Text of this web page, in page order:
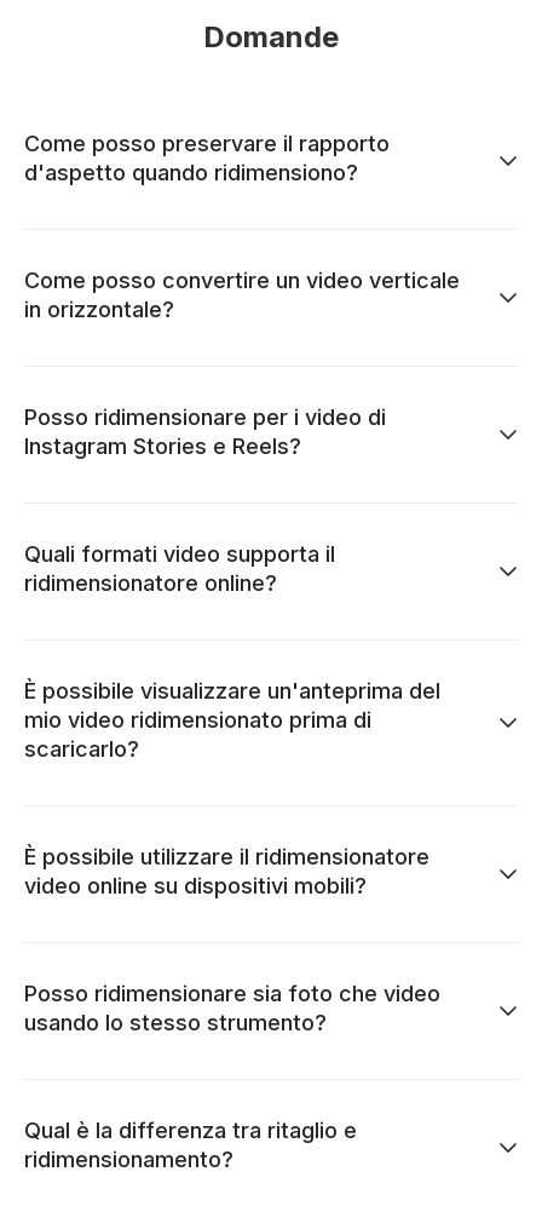
Domande
Come posso preservare il rapporto
d'aspetto quando ridimensiono?
Come posso convertire un video verticale
in orizzontale?
Posso ridimensionare per i video di
Instagram Stories e Reels?
Quali formati video supporta il
ridimensionatore online?
È possibile visualizzare un'anteprima del
mio video ridimensionato prima di
scaricarlo?
È possibile utilizzare il ridimensionatore
video online su dispositivi mobili?
Posso ridimensionare sia foto che video
usando lo stesso strumento?
Qual è la differenza tra ritaglio e
ridimensionamento?